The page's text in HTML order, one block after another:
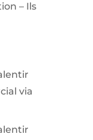
– Ils
via